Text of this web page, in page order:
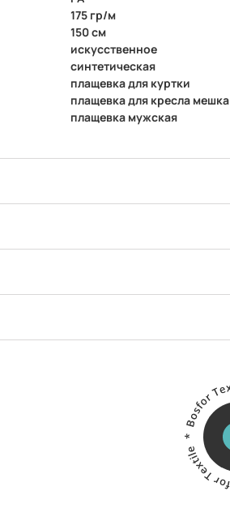
175 гр/м
150 см
искусственное
синтетическая
плащевка для куртки
плащевка для кресла мешка
плащевка мужская